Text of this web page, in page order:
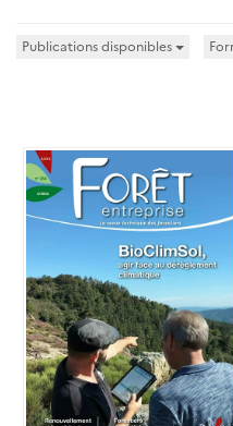
Publications disponibles